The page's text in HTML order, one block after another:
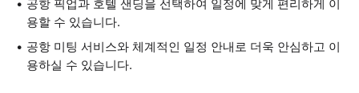
공항 픽업과 호텔 샌딩을 선택하여 일정에 맞게 편리하게 이
용할 수 있습니다.
공항 미팅 서비스와 체계적인 일정 안내로 더욱 안심하고 이
용하실 수 있습니다.